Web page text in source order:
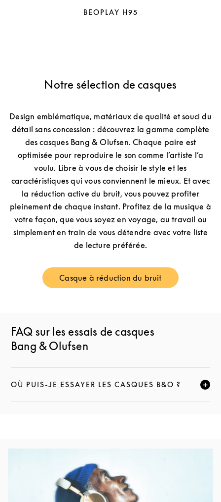
BEOPLAY H95
Notre sélection de casques
Design emblématique, matériaux de qualité et souci du
détail sans concession : découvrez la gamme complète
des casques Bang & Olufsen. Chaque paire est
optimisée pour reproduire le son comme l’artiste l’a
voulu. Libre à vous de choisir le style et les
caractéristiques qui vous conviennent le mieux. Et avec
la réduction active du bruit, vous pouvez profiter
pleinement de chaque instant. Profitez de la musique à
votre façon, que vous soyez en voyage, au travail ou
simplement en train de vous détendre avec votre liste
de lecture préférée.
Casque à réduction du bruit
Link Opens in New Tab
FAQ sur les essais de casques
Bang & Olufsen
OÙ PUIS-JE ESSAYER LES CASQUES B&O ?
CLIQUEZ POUR ÉLARGIR CETTE DESCRIPTION ET